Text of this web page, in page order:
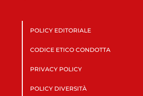
POLICY EDITORIALE
CODICE ETICO CONDOTTA
PRIVACY POLICY
POLICY DIVERSITÀ